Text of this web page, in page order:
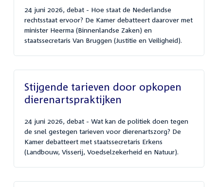
24 juni 2026, debat - Hoe staat de Nederlandse
rechtsstaat ervoor? De Kamer debatteert daarover met
minister Heerma (Binnenlandse Zaken) en
staatssecretaris Van Bruggen (Justitie en Veiligheid).
Stijgende tarieven door opkopen
dierenartspraktijken
24 juni 2026, debat - Wat kan de politiek doen tegen
de snel gestegen tarieven voor dierenartszorg? De
Kamer debatteert met staatssecretaris Erkens
(Landbouw, Visserij, Voedselzekerheid en Natuur).